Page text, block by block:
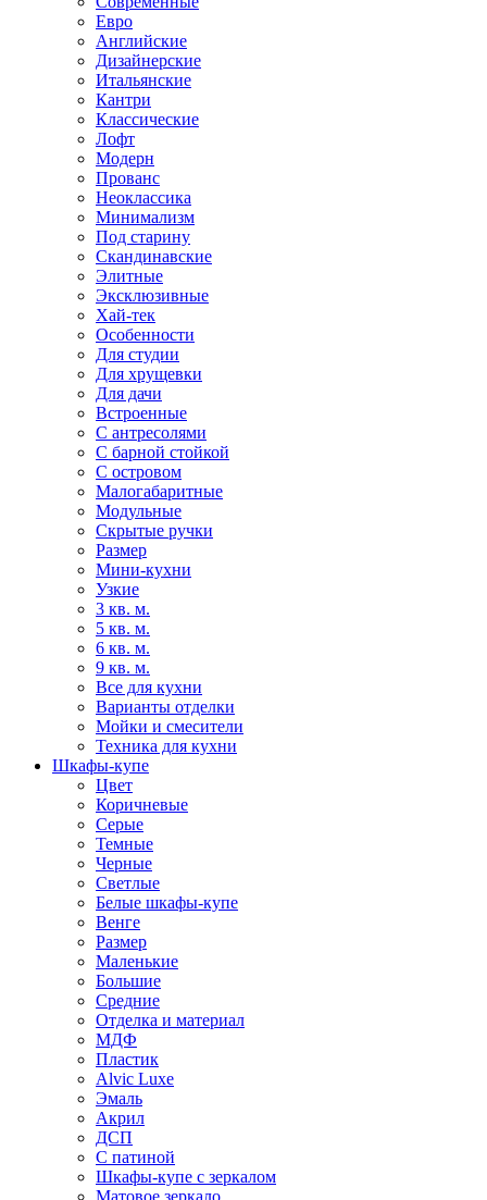
Евро
Английские
Дизайнерские
Итальянские
Кантри
Классические
Лофт
Модерн
Прованс
Неоклассика
Минимализм
Под старину
Скандинавские
Элитные
Эксклюзивные
Хай-тек
Особенности
Для студии
Для хрущевки
Для дачи
Встроенные
С антресолями
С барной стойкой
С островом
Малогабаритные
Модульные
Скрытые ручки
Размер
Мини-кухни
Узкие
3 кв. м.
5 кв. м.
6 кв. м.
9 кв. м.
Все для кухни
Варианты отделки
Мойки и смесители
Техника для кухни
Шкафы-купе
Цвет
Коричневые
Серые
Темные
Черные
Светлые
Белые шкафы-купе
Венге
Размер
Маленькие
Большие
Средние
Отделка и материал
МДФ
Пластик
Alvic Luxe
Эмаль
Акрил
ДСП
С патиной
Шкафы-купе с зеркалом
Матовое зеркало